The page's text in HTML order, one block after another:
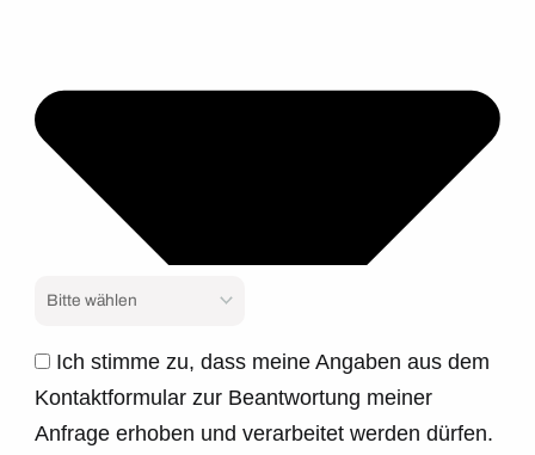
Ich stimme zu, dass meine Angaben aus dem
Kontaktformular zur Beantwortung meiner
Anfrage erhoben und verarbeitet werden dürfen.